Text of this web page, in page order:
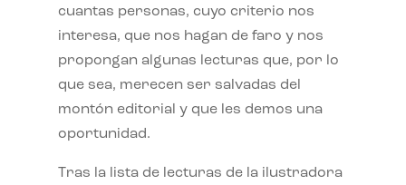
cuantas personas, cuyo criterio nos
interesa, que nos hagan de faro y nos
propongan algunas lecturas que, por lo
que sea, merecen ser salvadas del
montón editorial y que les demos una
oportunidad.
Tras la lista de lecturas de la ilustradora